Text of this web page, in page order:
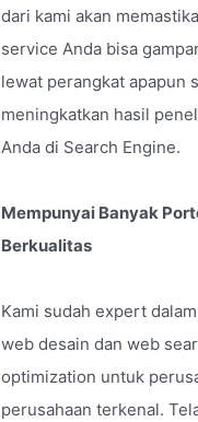
dari kami akan
service Anda bisa
lewat perangkat apapun
meningkatkan hasil
Anda di Search Engine.
Mempunyai Banyak
Berkualitas
Kami sudah expert
web desain dan web
optimization untuk
perusahaan terkenal.